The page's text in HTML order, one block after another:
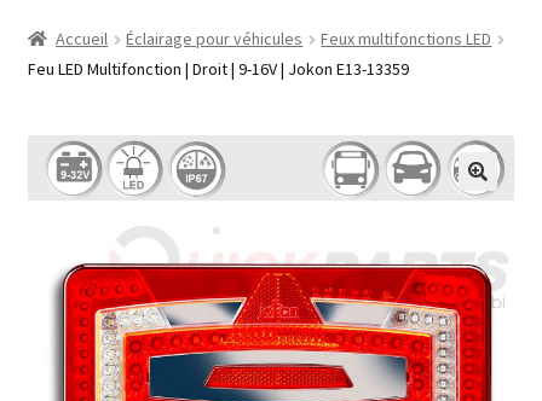
AVERTISSEUR SONORE
Accueil Éclairage pour véhicules
Feux multifonctions LED
Feu LED Multifonction | Droit | 9-16V | Jokon E13-13359